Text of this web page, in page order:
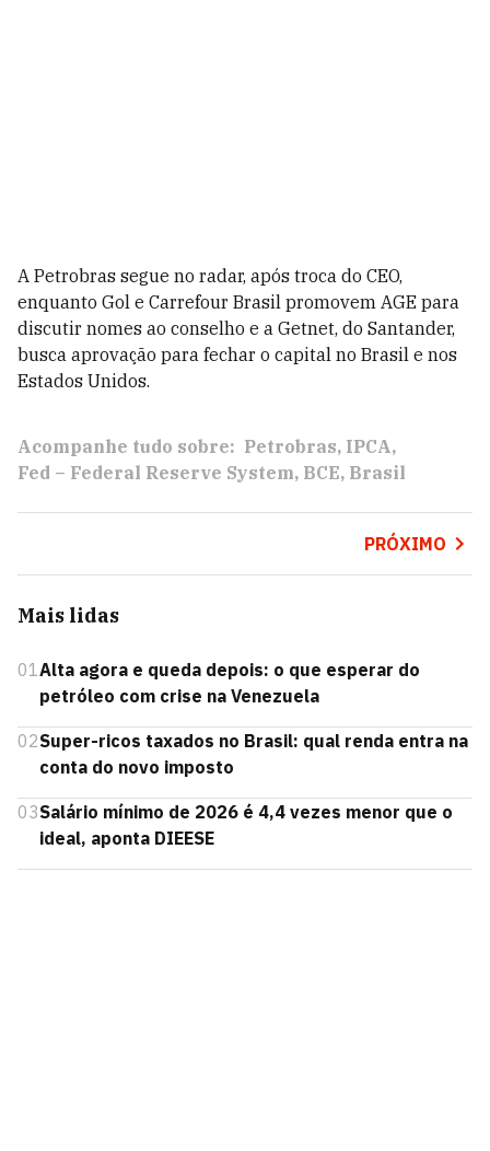
A Petrobras segue no radar, após troca do CEO,
enquanto Gol e Carrefour Brasil promovem AGE para
discutir nomes ao conselho e a Getnet, do Santander,
busca aprovação para fechar o capital no Brasil e nos
Estados Unidos.
Acompanhe tudo sobre: Petrobras IPCA
Fed – Federal Reserve System BCE Brasil
PRÓXIMO
Mais lidas
01Alta agora e queda depois: o que esperar do
petróleo com crise na Venezuela
02Super-ricos taxados no Brasil: qual renda entra na
conta do novo imposto
03Salário mínimo de 2026 é 4,4 vezes menor que o
ideal, aponta DIEESE